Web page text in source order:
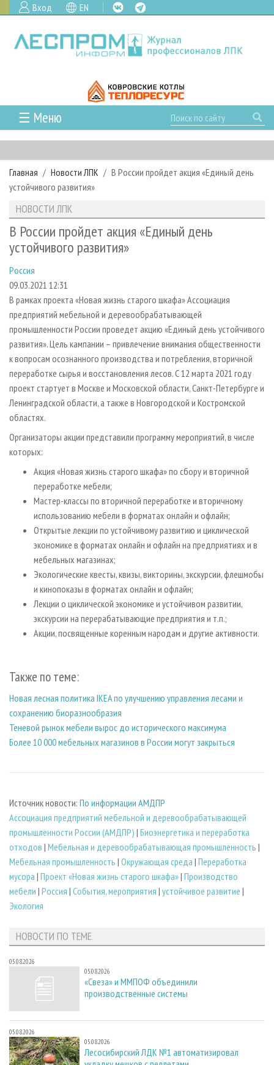
Вход EN
☰ Меню
ГЛАВНАЯ
РУБРИКИ И ТЕМЫ
РУБРИКИ ЖУРНАЛА
ЛЕСОЗАГОТОВКА
ЛЕСОПИЛЕНИЕ
СУШКА ДРЕВЕСИНЫ
ПРОИЗВОДСТВО ДРЕВЕСНЫХ ПЛИТ
ДЕРЕВЯННОЕ ДОМОСТРОЕНИЕ
ПРОИЗВОДСТВО МЕБЕЛИ
БИОЭНЕРГЕТИКА
ЦБП
ИНСТРУМЕНТ И МАТЕРИАЛЫ
НОВОСТИ
НОВОСТИ ЛПК
НОВОСТИ ЖУРНАЛА
ПРОЕКТЫ ЛПИ
АНАЛИТИКА
ПРЕДПРИЯТИЯ ЛПК
ПЕРСОНЫ
МОБИЛЬНЫЕ ВЫСТАВКИ
ОФИЦИАЛЬНЫЕ ДЕЛЕГАЦИИ
ПРИОРИТЕТНЫЕ ИНВЕСТПРОЕКТЫ
RUSSIAN FORESTRY REVIEW
ГАЗЕТА ЛЕСПРОМФОРУМ
БИБЛИОТЕКА СПЕЦИАЛИСТА
АРХИВ
АРХИВ ЖУРНАЛОВ
О ЖУРНАЛЕ
КОНТАКТЫ
РЕКЛАМОДАТЕЛЯМ
РЕКЛАМА
РЕКЛАМА НА САЙТЕ
Главная Новости ЛПК
В России пройдет акция «Единый день
устойчивого развития»
НОВОСТИ ЛПК
В России пройдет акция «Единый день
устойчивого развития»
Россия
09.03.2021 12:31
В рамках проекта «Новая жизнь старого шкафа» Ассоциация
предприятий мебельной и деревообрабатывающей
промышленности России проведет акцию «Единый день устойчивого
развития». Цель кампании – привлечение внимания общественности
к вопросам осознанного производства и потребления, вторичной
переработке сырья и восстановления лесов. С 12 марта 2021 году
проект стартует в Москве и Московской области, Санкт-Петербурге и
Ленинградской области, а также в Новгородской и Костромской
областях.
Организаторы акции представили программу мероприятий, в числе
которых:
Акция «Новая жизнь старого шкафа» по сбору и вторичной
переработке мебели;
Мастер-классы по вторичной переработке и вторичному
использованию мебели в форматах онлайн и офлайн;
Открытые лекции по устойчивому развитию и циклической
экономике в форматах онлайн и офлайн на предприятиях и в
мебельных магазинах;
Экологические квесты, квизы, викторины, экскурсии, флешмобы
и кинопоказы в форматах онлайн и офлайн;
Лекции о циклической экономике и устойчивом развитии,
экскурсии на перерабатывающие предприятия и т.п.;
Акции, посвященные коренным народам и другие активности.
Также по теме:
Новая лесная политика IKEA по улучшению управления лесами и
сохранению биоразнообразия
Теневой рынок мебели вырос до исторического максимума
Более 10 000 мебельных магазинов в России могут закрыться
Источник новости: По информации АМДПР
Ассоциация предприятий мебельной и деревообрабатывающей
промышленности России (АМДПР) | Биoэнергетика и переработка
отходов | Мебельная и деревообрабатывающая промышленность |
Мебельная промышленность | Окружающая среда | Переработка
мусора | Проект «Новая жизнь старого шкафа»| Производство
мебели | Россия | События, мероприятия | устойчивое развитие |
Экология
НОВОСТИ ПО ТЕМЕ
05.08.2026
05.08.2026
«Свеза» и ММПОФ объединили
производственные системы
05.08.2026
05.08.2026
Лесосибирский ЛДК №1 автоматизировал